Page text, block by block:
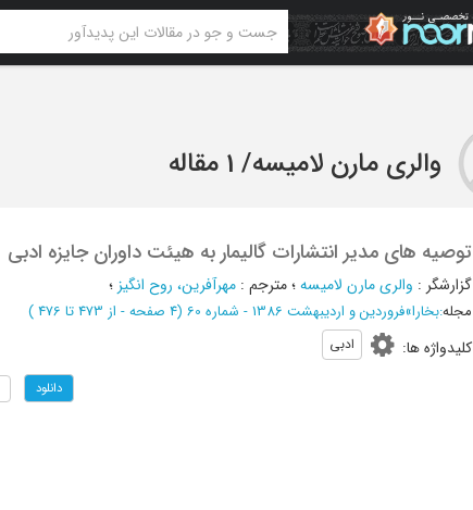
والری مارن لامیسه/ 1 مقاله
توصیه های مدیر انتشارات گالیمار به هیئت داوران جایزه ادبی
گزارشگر : والری مارن لامیسه؛مترجم : مهرآفرین، روح انگیز ؛
مجله:بخارا»فروردین و اردیبهشت 1386 - شماره 60 (‎4 صفحه - از 473 تا 476 )
کلیدواژه ها: ادبی
دانلود